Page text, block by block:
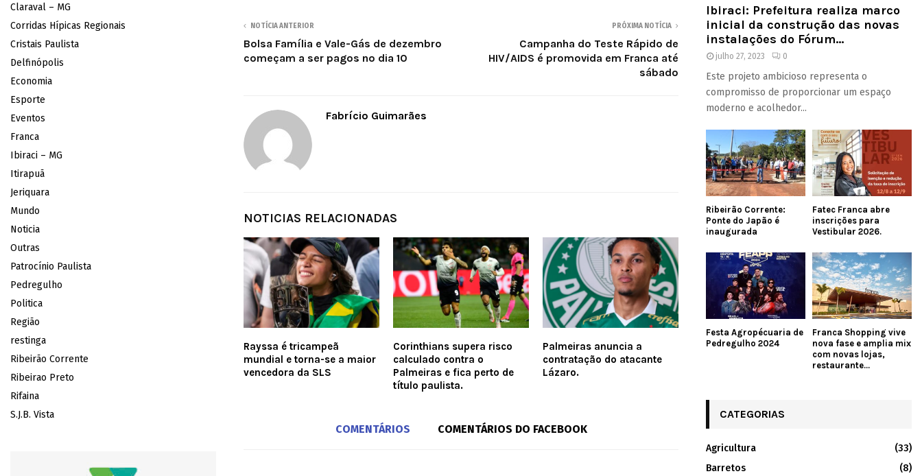
NOTÍCIA ANTERIOR
Bolsa Família e Vale-Gás de dezembro
começam a ser pagos no dia 10
PRÓXIMA NOTÍCIA
Campanha do Teste Rápido de
HIV/AIDS é promovida em Franca até
sábado
Fabrício Guimarães
NOTICIAS RELACIONADAS
Rayssa é tricampeã
mundial e torna-se a maior
vencedora da SLS
Corinthians supera risco
calculado contra o
Palmeiras e fica perto de
título paulista.
Palmeiras anuncia a
contratação do atacante
Lázaro.
COMENTÁRIOS COMENTÁRIOS DO FACEBOOK
Claraval – MG
Corridas Hípicas Regionais
Cristais Paulista
Delfinópolis
Economia
Esporte
Eventos
Franca
Ibiraci – MG
Itirapuã
Jeriquara
Mundo
Noticia
Outras
Patrocínio Paulista
Pedregulho
Politica
Região
restinga
Ribeirão Corrente
Ribeirao Preto
Rifaina
S.J.B. Vista
Ibiraci: Prefeitura realiza marco
inicial da construção das novas
instalações do Fórum...
julho 27, 2023 0
Este projeto ambicioso representa o
compromisso de proporcionar um espaço
moderno e acolhedor...
Ribeirão Corrente:
Ponte do Japão é
inaugurada
Fatec Franca abre
inscrições para
Vestibular 2026.
Festa Agropécuaria de
Pedregulho 2024
Franca Shopping vive
nova fase e amplia mix
com novas lojas,
restaurante...
CATEGORIAS
Agricultura
(33)
Barretos
(8)